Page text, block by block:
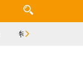
特集